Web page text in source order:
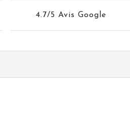
4.7/5 Avis Google